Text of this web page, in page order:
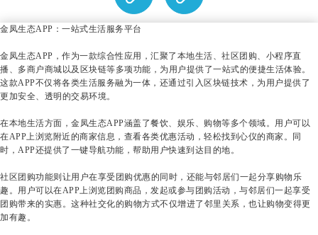
金凤生态APP：一站式生活服务平台
金凤生态APP，作为一款综合性应用，汇聚了本地生活、社区团购、小程序直
播、多商户商城以及区块链等多项功能，为用户提供了一站式的便捷生活体验。
这款APP不仅将各类生活服务融为一体，还通过引入区块链技术，为用户提供了
更加安全、透明的交易环境。
在本地生活方面，金凤生态APP涵盖了餐饮、娱乐、购物等多个领域。用户可以
在APP上浏览附近的商家信息，查看各类优惠活动，轻松找到心仪的商家。同
时，APP还提供了一键导航功能，帮助用户快速到达目的地。
社区团购功能则让用户在享受团购优惠的同时，还能与邻居们一起分享购物乐
趣。用户可以在APP上浏览团购商品，发起或参与团购活动，与邻居们一起享受
团购带来的实惠。这种社交化的购物方式不仅增进了邻里关系，也让购物变得更
加有趣。